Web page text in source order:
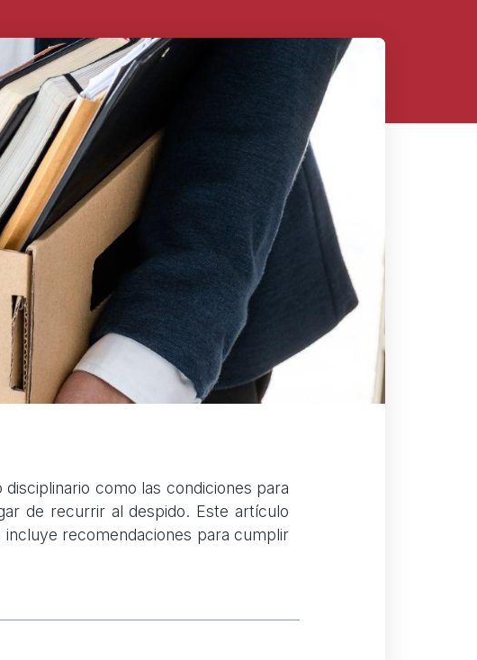
como las condiciones para
de recurrir al despido. Este artículo
recomendaciones para cumplir